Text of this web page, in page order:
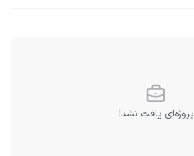
پروژه‌ای یافت نشد!